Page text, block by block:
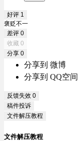
好评 1
褒贬不一
差评 0
收藏 0
分享 0
分享到 微博
分享到 QQ空间
反馈失效 0
稿件投诉
文件解压教程
文件解压教程